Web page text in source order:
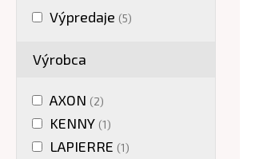
Výpredaje (5)
Výrobca
AXON (2)
KENNY (1)
LAPIERRE (1)